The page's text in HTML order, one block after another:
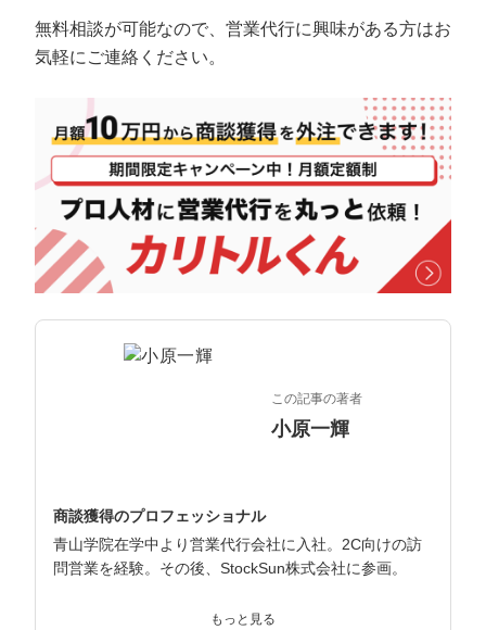
マーケマネージャー
常勤監査役
内部監査室長
募集要項一覧
無料相談が可能なので、営業代行に興味がある方はお
気軽にご連絡ください。
この記事の著者
小原一輝
商談獲得のプロフェッショナル
青山学院在学中より営業代行会社に入社。2C向けの訪
問営業を経験。その後、StockSun株式会社に参画。
インサイドセールス立ち上げ、テレアポ部隊立ち上げな
もっと見る